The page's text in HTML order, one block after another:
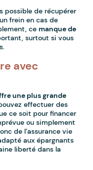
possible de récupérer
frein en cas de
cemanque de
surtout si vous
avec
une plus grande
effectuer des
ce soit pour financer
ou simplement
de l’assurance vie
aux épargnants
liberté dans la